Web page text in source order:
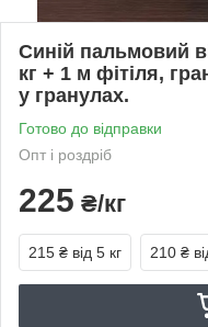
Синій пальмовий
кг + 1 м фітіля,
у гранулах.
Готово до відправки
Опт і роздріб
225 ₴/кг
215 ₴ від 5 кг 210 ₴